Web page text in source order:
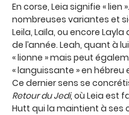
En corse, Leia signifie « lien
nombreuses variantes et
Leila, Laïla, ou encore
de l’année. Leah, quant à
« lionne » mais peut
« languissante » en hébreu
Ce dernier sens se
Retour du Jedi, où Leia est
Hutt qui la maintient à